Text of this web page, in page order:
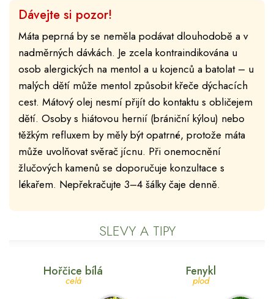
Dávejte si pozor!
Máta peprná by se neměla podávat dlouhodobě a v
nadměrných dávkách. Je zcela kontraindikována u
osob alergických na mentol a u kojenců a batolat – u
malých dětí může mentol způsobit křeče dýchacích
cest. Mátový olej nesmí přijít do kontaktu s obličejem
dětí. Osoby s hiátovou hernií (brániční kýlou) nebo
těžkým refluxem by měly být opatrné, protože máta
může uvolňovat svěrač jícnu. Při onemocnění
žlučových kamenů se doporučuje konzultace s
lékařem. Nepřekračujte 3–4 šálky čaje denně.
SLEVY A TIPY
Hořčice bílá
celá
Fenykl
plod